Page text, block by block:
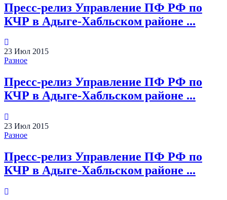
Пресс-релиз Управление ПФ РФ по
КЧР в Адыге-Хабльском районе ...
23 Июл 2015
Разное
Пресс-релиз Управление ПФ РФ по
КЧР в Адыге-Хабльском районе ...
23 Июл 2015
Разное
Пресс-релиз Управление ПФ РФ по
КЧР в Адыге-Хабльском районе ...